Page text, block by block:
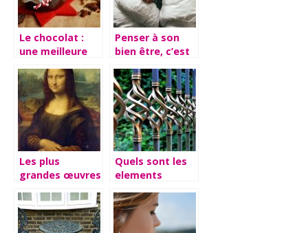
Le chocolat :
une meilleure
de Noël
d’entreprise
Penser à son
bien être, c’est
sommeil !
Les plus
grandes œuvres
Vinci
Quels sont les
elements
a votre jardin ?